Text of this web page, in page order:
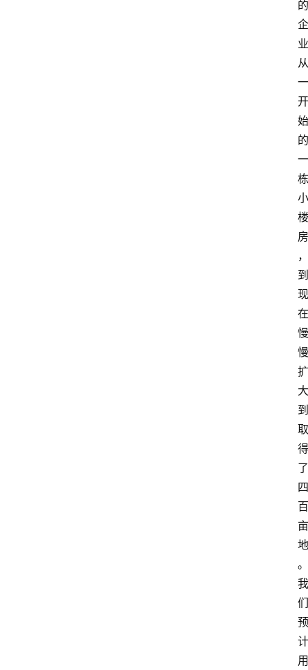
的
企
业
从
一
开
始
的
一
栋
小
楼
房
，
到
现
在
慢
慢
扩
大
到
取
得
了
四
百
亩
地
。
我
们
预
计
用